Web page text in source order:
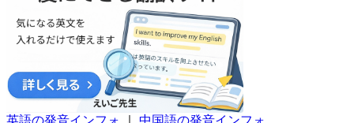
英語の発音インフォ 中国語の発音インフォ